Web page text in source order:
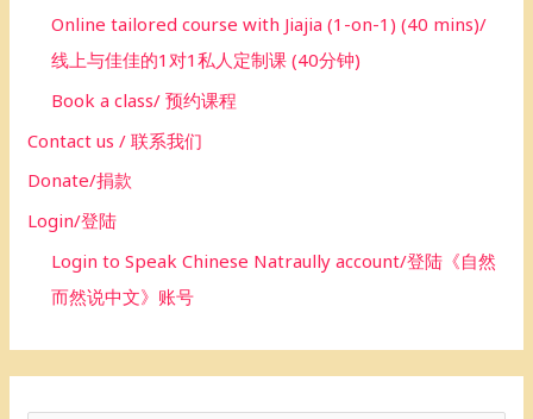
Online tailored course with Jiajia (1-on-1) (40 mins)/
线上与佳佳的1对1私人定制课 (40分钟)
Book a class/ 预约课程
Contact us / 联系我们
Donate/捐款
Login/登陆
Login to Speak Chinese Natraully account/登陆《自然
而然说中文》账号